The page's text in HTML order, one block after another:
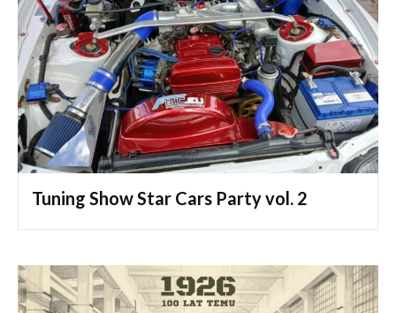
Tuning Show Star Cars Party vol. 2